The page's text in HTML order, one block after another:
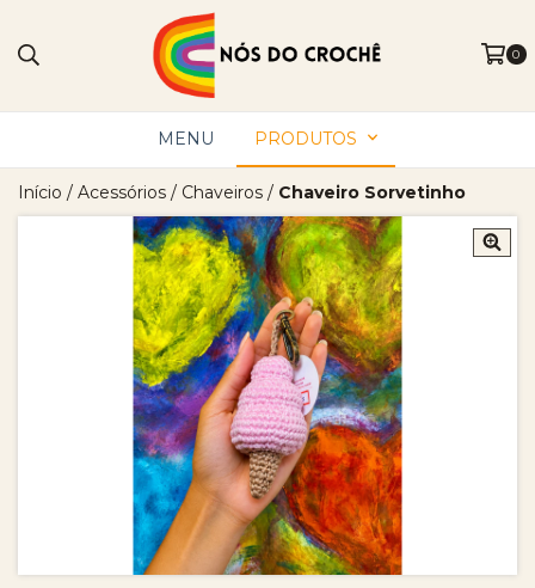
0
MENU PRODUTOS
Início / Acessórios / Chaveiros / Chaveiro Sorvetinho